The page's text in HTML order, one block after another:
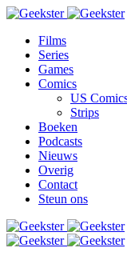
Films
Series
Games
Comics
US
Strips
Boeken
Podcasts
Nieuws
Overig
Contact
Steun ons